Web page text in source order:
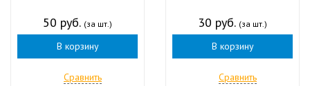
50 руб. (за шт.)
В корзину
Сравнить
30 руб. (за шт.)
В корзину
Сравнить